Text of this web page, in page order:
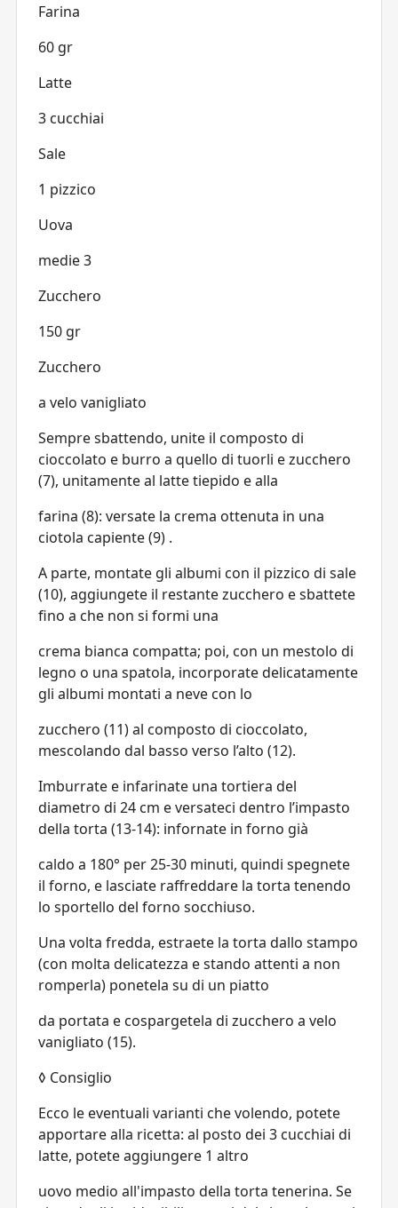
Farina
60 gr
Latte
3 cucchiai
Sale
1 pizzico
Uova
medie 3
Zucchero
150 gr
Zucchero
a velo vanigliato
Sempre sbattendo, unite il composto di
cioccolato e burro a quello di tuorli e zucchero
(7), unitamente al latte tiepido e alla
farina (8): versate la crema ottenuta in una
ciotola capiente (9) .
A parte, montate gli albumi con il pizzico di sale
(10), aggiungete il restante zucchero e sbattete
fino a che non si formi una
crema bianca compatta; poi, con un mestolo di
legno o una spatola, incorporate delicatamente
gli albumi montati a neve con lo
zucchero (11) al composto di cioccolato,
mescolando dal basso verso l’alto (12).
Imburrate e infarinate una tortiera del
diametro di 24 cm e versateci dentro l’impasto
della torta (13-14): infornate in forno già
caldo a 180° per 25-30 minuti, quindi spegnete
il forno, e lasciate raffreddare la torta tenendo
lo sportello del forno socchiuso.
Una volta fredda, estraete la torta dallo stampo
(con molta delicatezza e stando attenti a non
romperla) ponetela su di un piatto
da portata e cospargetela di zucchero a velo
vanigliato (15).
◊ Consiglio
Ecco le eventuali varianti che volendo, potete
apportare alla ricetta: al posto dei 3 cucchiai di
latte, potete aggiungere 1 altro
uovo medio all'impasto della torta tenerina. Se